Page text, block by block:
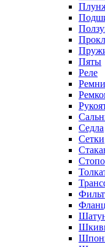
Пяты
Реле
Ремни
Седла
Сетки